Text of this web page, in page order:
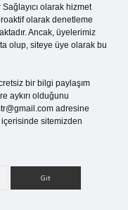
olarak hizmet
olarak denetleme
Ancak, üyelerimiz
olup, siteye üye olarak bu
bir bilgi paylaşım
aykırı olduğunu
adresine
sitemizden